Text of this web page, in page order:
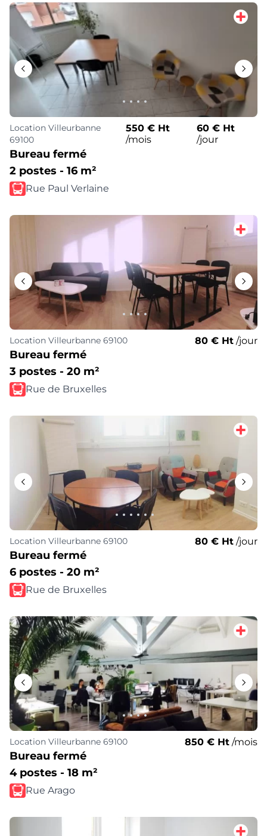
Location Villeurbanne
69100
550 € Ht
/mois
60 € Ht
/jour
Bureau fermé
2 postes - 16 m²
Rue Paul Verlaine
Location Villeurbanne 69100 80 € Ht /jour
Bureau fermé
3 postes - 20 m²
Rue de Bruxelles
Location Villeurbanne 69100 80 € Ht /jour
Bureau fermé
6 postes - 20 m²
Rue de Bruxelles
Location Villeurbanne 69100 850 € Ht /mois
Bureau fermé
4 postes - 18 m²
Rue Arago